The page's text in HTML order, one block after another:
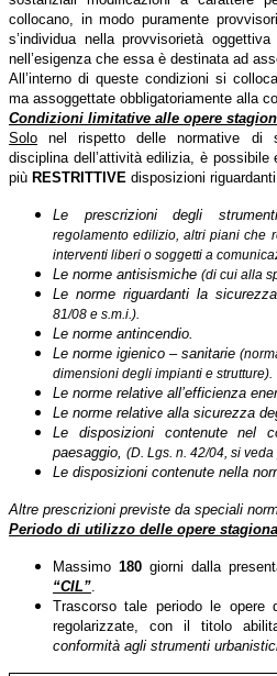
collocano, in modo puramente
s’individua nella provvisorietà
nell’esigenza che essa è destinata ad
All’interno di queste condizioni si
ma assoggettate obbligatoriamente alla
Condizioni limitative alle opere
Solo nel rispetto delle normative di
disciplina dell’attività edilizia, è
più RESTRITTIVE disposizioni
Le prescrizioni degli
regolamento edilizio, altri piani che
interventi liberi o soggetti a
Le norme antisismiche (di cui alla
Le norme riguardanti la
81/08 e s.m.i.).
Le norme antincendio.
Le norme igienico – sanitarie
dimensioni degli impianti e strutture).
Le norme relative all’efficienza
Le norme relative alla sicurezza
Le disposizioni contenute nel
paesaggio, (D. Lgs. n. 42/04, si
Le disposizioni contenute nella
Altre prescrizioni previste da speciali
Periodo di utilizzo delle opere
Massimo 180 giorni dalla
“CIL”.
Trascorso tale periodo le opere
regolarizzate, con il titolo
conformità agli strumenti